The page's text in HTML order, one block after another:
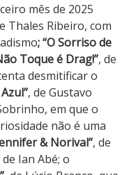
mês de 2025
Thales Ribeiro, com
;“O Sorriso de
Toque é Drag!”, de
desmitificar o
, de Gustavo
em que o
não é uma
& Norival”, de
de Ian Abé; o